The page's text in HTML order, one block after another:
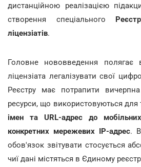
дистанційною реалізацією
створення спеціального
ліцензіатів.
Головне нововведення полягає
ліцензіата легалізувати свої
Реєстру має потрапити
ресурси, що використовуються для
імен та URL-адрес до
конкретних мережевих IP-адрес.
обов'язок звітувати стосується
чиї дані містяться в Єдиному